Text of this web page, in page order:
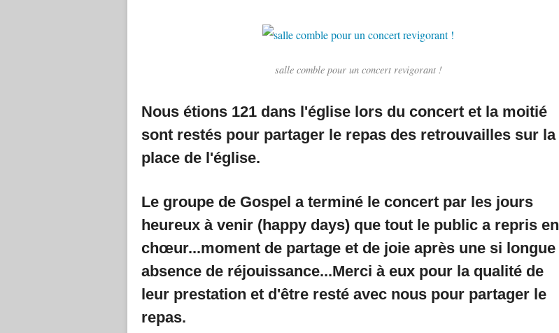
salle comble pour un concert revigorant !
Nous étions 121 dans l'église lors du concert et la moitié
sont restés pour partager le repas des retrouvailles sur la
place de l'église.
Le groupe de Gospel a terminé le concert par les jours
heureux à venir (happy days) que tout le public a repris en
chœur...moment de partage et de joie après une si longue
absence de réjouissance...Merci à eux pour la qualité de
leur prestation et d'être resté avec nous pour partager le
repas.